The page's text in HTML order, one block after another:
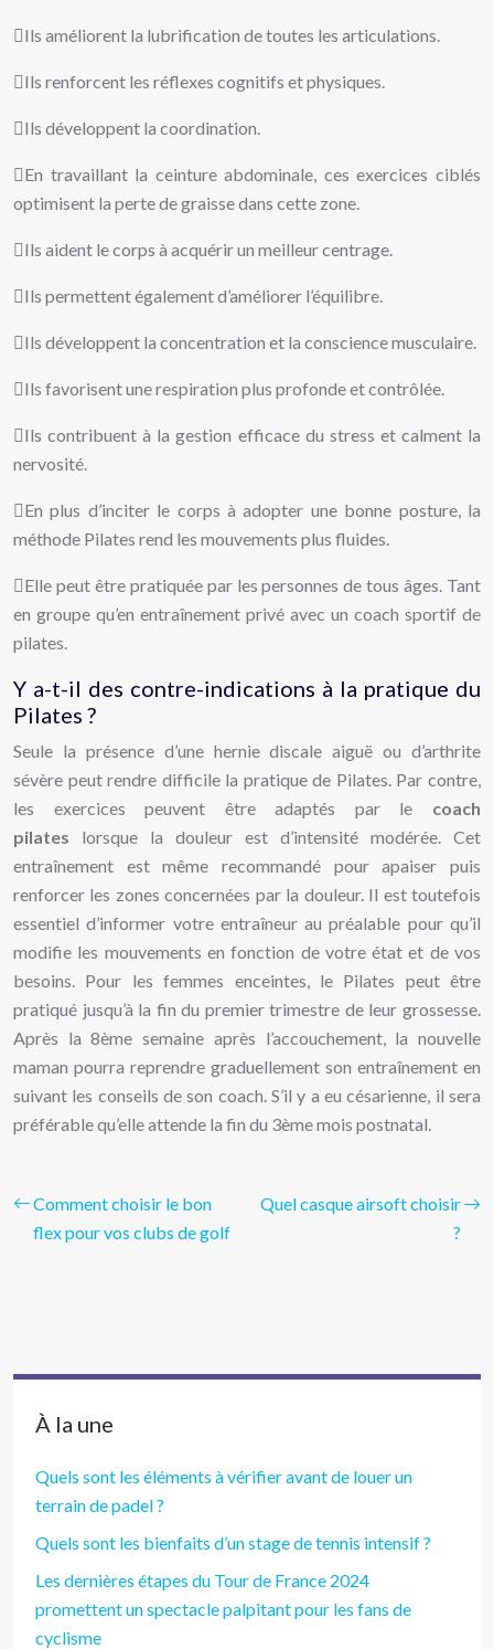
Ils améliorent la lubrification de toutes les articulations.
Ils renforcent les réflexes cognitifs et physiques.
Ils développent la coordination.
En travaillant la ceinture abdominale, ces exercices ciblés
optimisent la perte de graisse dans cette zone.
Ils aident le corps à acquérir un meilleur centrage.
Ils permettent également d’améliorer l’équilibre.
Ils développent la concentration et la conscience musculaire.
Ils favorisent une respiration plus profonde et contrôlée.
Ils contribuent à la gestion efficace du stress et calment la
nervosité.
En plus d’inciter le corps à adopter une bonne posture, la
méthode Pilates rend les mouvements plus fluides.
Elle peut être pratiquée par les personnes de tous âges. Tant
en groupe qu’en entraînement privé avec un coach sportif de
pilates.
Y a-t-il des contre-indications à la pratique du
Pilates ?
Seule la présence d’une hernie discale aiguë ou d’arthrite
sévère peut rendre difficile la pratique de Pilates. Par contre,
les exercices peuvent être adaptés par le coach
pilates lorsque la douleur est d’intensité modérée. Cet
entraînement est même recommandé pour apaiser puis
renforcer les zones concernées par la douleur. Il est toutefois
essentiel d’informer votre entraîneur au préalable pour qu’il
modifie les mouvements en fonction de votre état et de vos
besoins. Pour les femmes enceintes, le Pilates peut être
pratiqué jusqu’à la fin du premier trimestre de leur grossesse.
Après la 8ème semaine après l’accouchement, la nouvelle
maman pourra reprendre graduellement son entraînement en
suivant les conseils de son coach. S’il y a eu césarienne, il sera
préférable qu’elle attende la fin du 3ème mois postnatal.
Comment choisir le bon
flex pour vos clubs de golf
Quel casque airsoft choisir
?
À la une
Quels sont les éléments à vérifier avant de louer un
terrain de padel ?
Quels sont les bienfaits d’un stage de tennis intensif ?
Les dernières étapes du Tour de France 2024
promettent un spectacle palpitant pour les fans de
cyclisme